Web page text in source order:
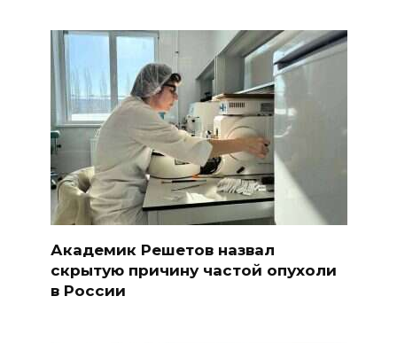
Академик Решетов назвал
скрытую причину частой опухоли
в России